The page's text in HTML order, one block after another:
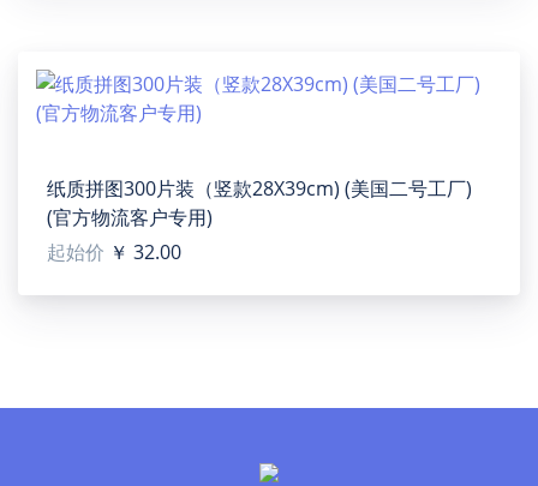
colleagues.
【Size】18"(W) x 18"(L).
【Washing notice】Turn inside out and wash with like
colors. Do not iron on decoration.
纸质拼图300片装（竖款28X39cm) (美国二号工厂)
(官方物流客户专用)
起始价 ￥ 32.00